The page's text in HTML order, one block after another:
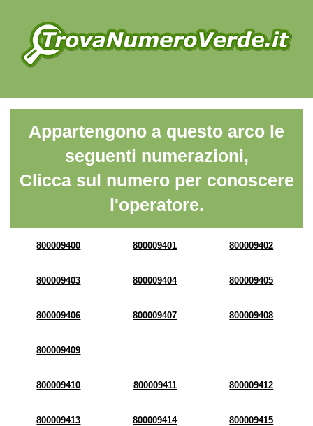
Appartengono a questo arco le
seguenti numerazioni,
Clicca sul numero per conoscere
l'operatore.
800009400 800009401 800009402
800009403 800009404 800009405
800009406 800009407 800009408
800009409
800009410 800009411 800009412
800009413 800009414 800009415